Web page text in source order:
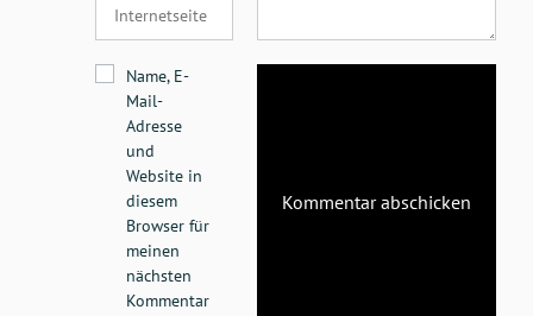
Name, E-
Mail-
Adresse
und
Website in
diesem
Browser für
meinen
nächsten
Kommentar